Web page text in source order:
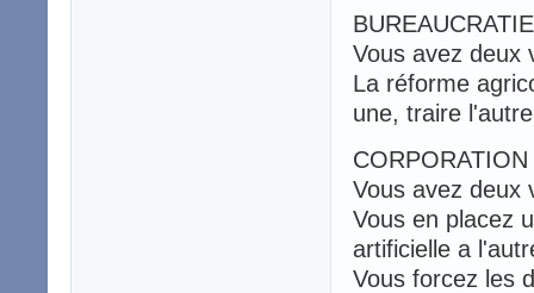
Vous avez deux
La réforme
une, traire
Vous avez deux
Vous en placez
artificielle a
Vous forcez les